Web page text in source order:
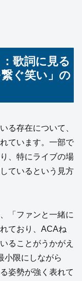
歌詞に見る
ぐ笑い」の
る存在について、
ています。一部で
、特にライブの場
ているという見方
「ファンと一緒に
ており、ACAね
ることがうかがえ
小限にしながら
姿勢が強く表れて